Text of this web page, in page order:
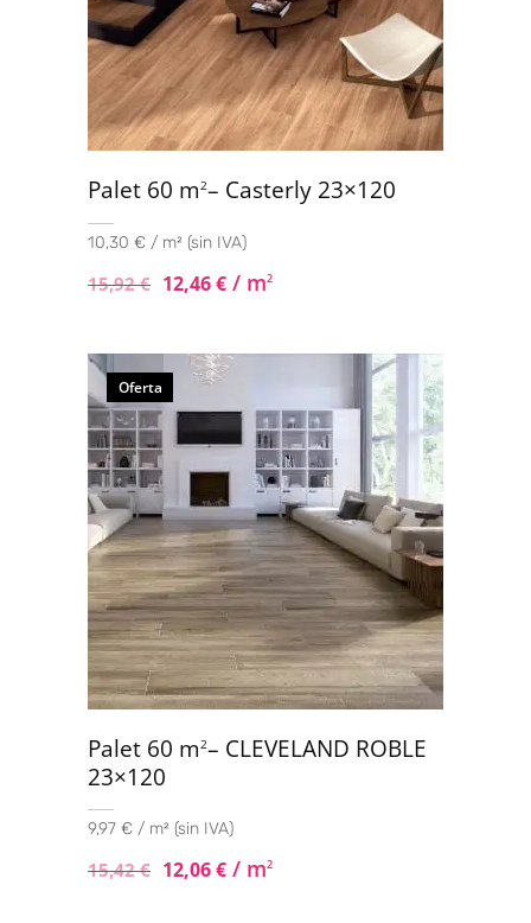
Palet 60 m2– Casterly 23×120
10,30 € / m² (sin IVA)
15,92€ 12,46€ / m2
Oferta
Palet 60 m2– CLEVELAND ROBLE
23×120
9,97 € / m² (sin IVA)
15,42€ 12,06€ / m2